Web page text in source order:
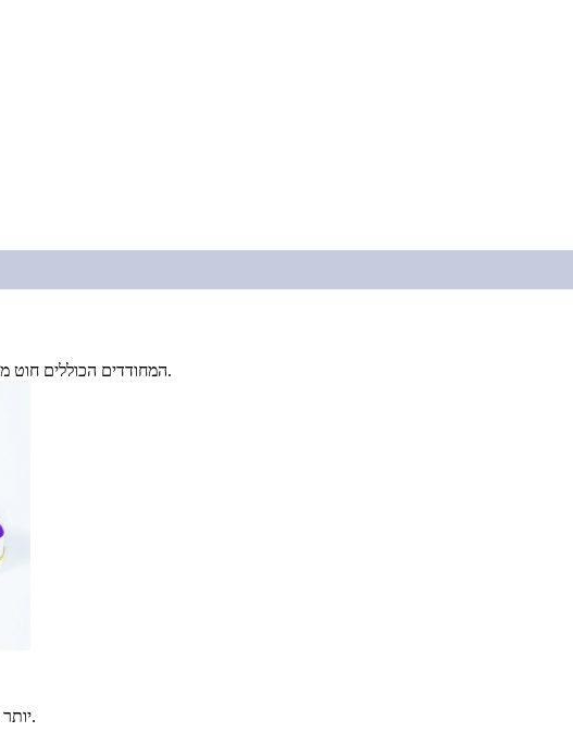
חוטי ה-PBT המחודדים הכוללים חוט מחודד יחיד, חוט חוד כפול, חוט חוט צבעוני וחוט ספירלה דו-גווני.
1) יותר מ-60 צבעים לבחירת לקוחות, התאמה אישית של צבע לפי דרישת הלקוח.